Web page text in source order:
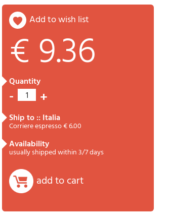
Cart
Summary
add to wish list
€ 9.36
quantity
- 1 +
ship to :: Italia
Corriere espresso € 6.00
availability
usually shipped within 3/7 days
add to cart